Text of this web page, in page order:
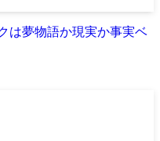
は夢物語か現実か事実ベ